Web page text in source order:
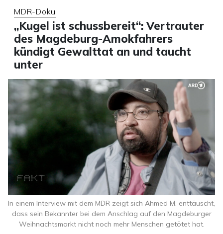
MDR-Doku
„Kugel ist schussbereit“: Vertrauter
des Magdeburg-Amokfahrers
kündigt Gewalttat an und taucht
unter
In einem Interview mit dem MDR zeigt sich Ahmed M. enttäuscht,
dass sein Bekannter bei dem Anschlag auf den Magdeburger
Weihnachtsmarkt nicht noch mehr Menschen getötet hat.